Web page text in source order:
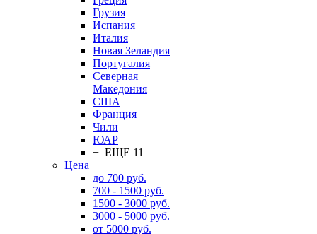
Грузия
Испания
Италия
Новая Зеландия
Португалия
Северная
Македония
США
Франция
Чили
ЮАР
+ ЕЩЕ 11
Цена
до 700 руб.
700 - 1500 руб.
1500 - 3000 руб.
3000 - 5000 руб.
от 5000 руб.